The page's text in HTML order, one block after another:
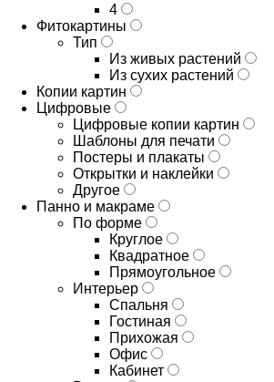
4
Фитокартины
Тип
Из живых растений
Из сухих растений
Копии картин
Цифровые
Цифровые копии картин
Шаблоны для печати
Постеры и плакаты
Открытки и наклейки
Другое
Панно и макраме
По форме
Круглое
Квадратное
Прямоугольное
Интерьер
Спальня
Гостиная
Прихожая
Офис
Кабинет